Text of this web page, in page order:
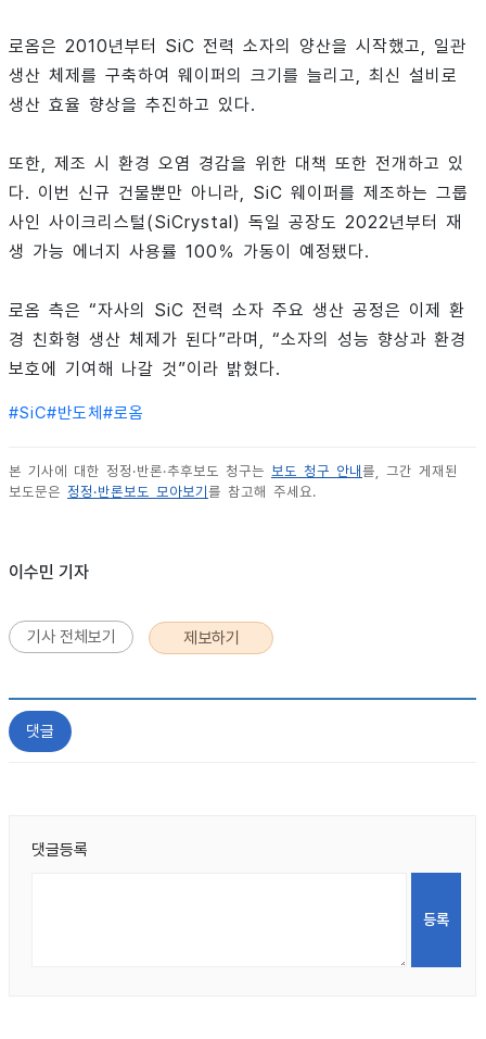
로옴은 2010년부터 SiC 전력 소자의 양산을 시작했고, 일관
생산 체제를 구축하여 웨이퍼의 크기를 늘리고, 최신 설비로
생산 효율 향상을 추진하고 있다.
또한, 제조 시 환경 오염 경감을 위한 대책 또한 전개하고 있
다. 이번 신규 건물뿐만 아니라, SiC 웨이퍼를 제조하는 그룹
사인 사이크리스털(SiCrystal) 독일 공장도 2022년부터 재
생 가능 에너지 사용률 100％ 가동이 예정됐다.
로옴 측은 “자사의 SiC 전력 소자 주요 생산 공정은 이제 환
경 친화형 생산 체제가 된다”라며, “소자의 성능 향상과 환경
보호에 기여해 나갈 것”이라 밝혔다.
#SiC#반도체 #로옴
본 기사에 대한 정정·반론·추후보도 청구는 보도 청구 안내 를, 그간 게재된
보도문은 정정·반론보도 모아보기 를 참고해 주세요.
이수민 기자
기사 전체보기 제보하기
댓글
댓글등록